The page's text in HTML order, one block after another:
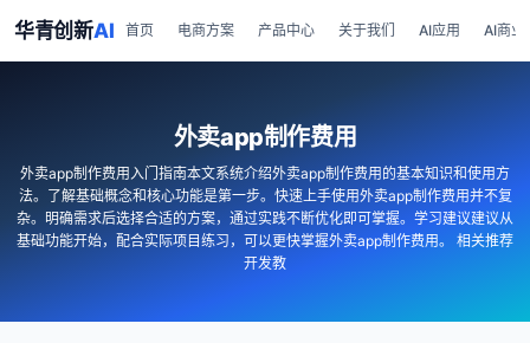
华青创新AI 首页 电商方案 产品中心 关于我们 AI应用 AI商业
外卖app制作费用
外卖app制作费用入门指南本文系统介绍外卖app制作费用的基本知识和使用方
法。了解基础概念和核心功能是第一步。快速上手使用外卖app制作费用并不复
杂。明确需求后选择合适的方案，通过实践不断优化即可掌握。学习建议建议从
基础功能开始，配合实际项目练习，可以更快掌握外卖app制作费用。 相关推荐
开发教